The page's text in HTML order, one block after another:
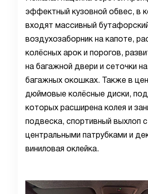
эффектный кузовной обвес, в
входят массивный бутафорский
воздухозаборник на капоте,
колёсных арок и порогов,
на багажной двери и сеточки
багажных окошках. Также в
дюймовые колёсные диски, под
которых расширена колея и
подвеска, спортивный выхлоп
центральными патрубками и
виниловая оклейка.